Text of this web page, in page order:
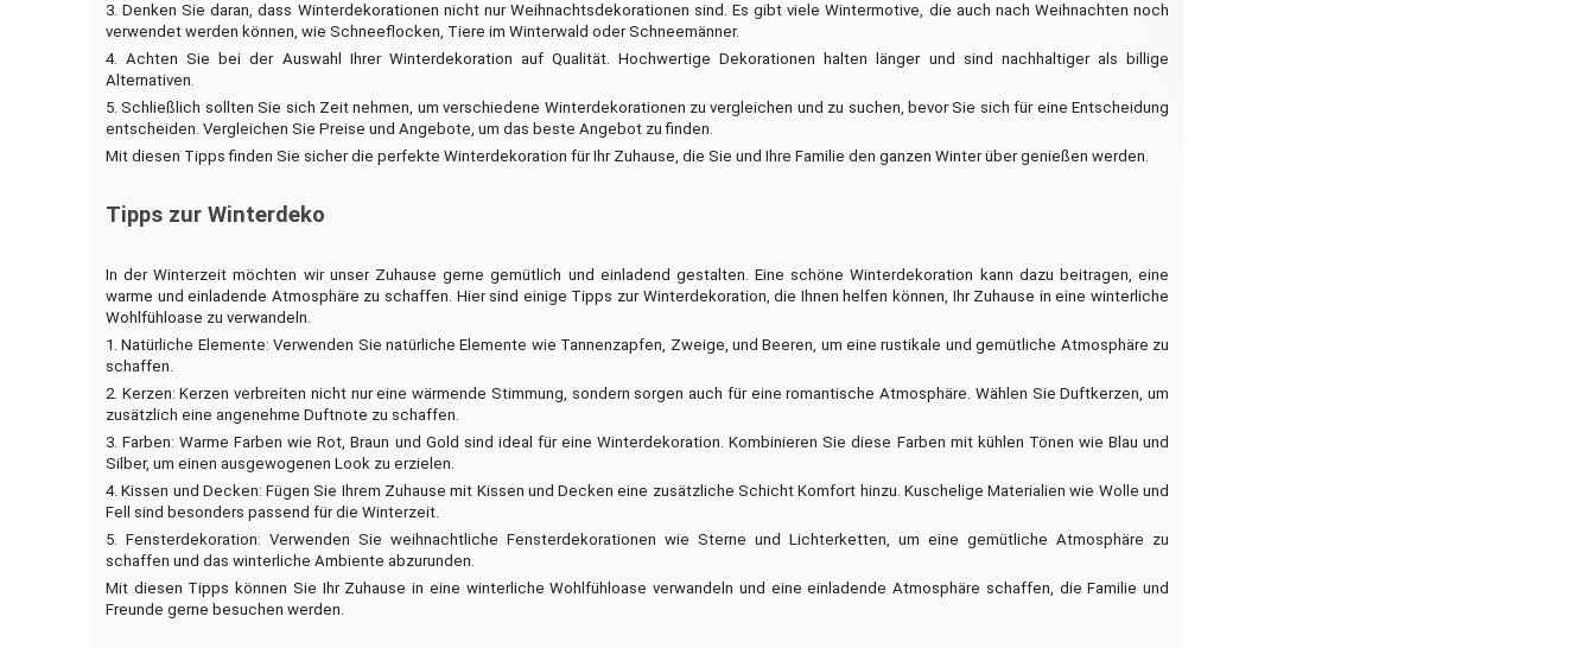
3. Denken Sie daran, dass Winterdekorationen nicht nur Weihnachtsdekorationen sind. Es gibt viele Wintermotive, die auch nach Weihnachten noch
verwendet werden können, wie Schneeflocken, Tiere im Winterwald oder Schneemänner.
4. Achten Sie bei der Auswahl Ihrer Winterdekoration auf Qualität. Hochwertige Dekorationen halten länger und sind nachhaltiger als billige
Alternativen.
5. Schließlich sollten Sie sich Zeit nehmen, um verschiedene Winterdekorationen zu vergleichen und zu suchen, bevor Sie sich für eine Entscheidung
entscheiden. Vergleichen Sie Preise und Angebote, um das beste Angebot zu finden.
Mit diesen Tipps finden Sie sicher die perfekte Winterdekoration für Ihr Zuhause, die Sie und Ihre Familie den ganzen Winter über genießen werden.
Tipps zur Winterdeko
In der Winterzeit möchten wir unser Zuhause gerne gemütlich und einladend gestalten. Eine schöne Winterdekoration kann dazu beitragen, eine
warme und einladende Atmosphäre zu schaffen. Hier sind einige Tipps zur Winterdekoration, die Ihnen helfen können, Ihr Zuhause in eine winterliche
Wohlfühloase zu verwandeln.
1. Natürliche Elemente: Verwenden Sie natürliche Elemente wie Tannenzapfen, Zweige, und Beeren, um eine rustikale und gemütliche Atmosphäre zu
schaffen.
2. Kerzen: Kerzen verbreiten nicht nur eine wärmende Stimmung, sondern sorgen auch für eine romantische Atmosphäre. Wählen Sie Duftkerzen, um
zusätzlich eine angenehme Duftnote zu schaffen.
3. Farben: Warme Farben wie Rot, Braun und Gold sind ideal für eine Winterdekoration. Kombinieren Sie diese Farben mit kühlen Tönen wie Blau und
Silber, um einen ausgewogenen Look zu erzielen.
4. Kissen und Decken: Fügen Sie Ihrem Zuhause mit Kissen und Decken eine zusätzliche Schicht Komfort hinzu. Kuschelige Materialien wie Wolle und
Fell sind besonders passend für die Winterzeit.
5. Fensterdekoration: Verwenden Sie weihnachtliche Fensterdekorationen wie Sterne und Lichterketten, um eine gemütliche Atmosphäre zu
schaffen und das winterliche Ambiente abzurunden.
Mit diesen Tipps können Sie Ihr Zuhause in eine winterliche Wohlfühloase verwandeln und eine einladende Atmosphäre schaffen, die Familie und
Freunde gerne besuchen werden.